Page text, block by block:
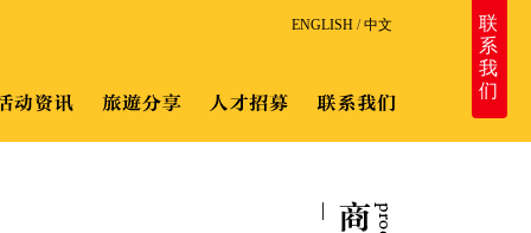
联
系
我
们
ENGLISH /中文